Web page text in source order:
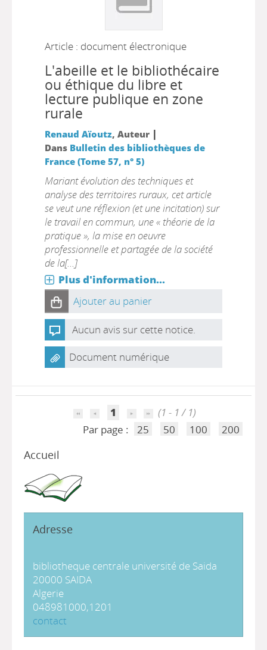
Article : document électronique
L'abeille et le bibliothécaire
ou éthique du libre et
lecture publique en zone
rurale
Renaud Aïoutz, Auteur |
Dans Bulletin des bibliothèques de
France (Tome 57, n° 5)
Mariant évolution des techniques et
analyse des territoires ruraux, cet article
se veut une réflexion (et une incitation) sur
le travail en commun, une « théorie de la
pratique », la mise en oeuvre
professionnelle et partagée de la société
de la[...]
Plus d'information...
Ajouter au panier
Aucun avis sur cette notice.
Document numérique
1
(1 - 1 / 1)
Par page :
25 50 100 200
Accueil
Adresse
bibliotheque centrale université de Saida
20000 SAIDA
Algerie
048981000,1201
contact